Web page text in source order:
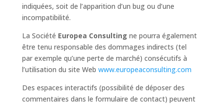
indiquées, soit de l’apparition d’un bug ou d’une
incompatibilité.
La Société Europea Consulting ne pourra également
être tenu responsable des dommages indirects (tel
par exemple qu’une perte de marché) consécutifs à
l’utilisation du site Web www.europeaconsulting.com
Des espaces interactifs (possibilité de déposer des
commentaires dans le formulaire de contact) peuvent